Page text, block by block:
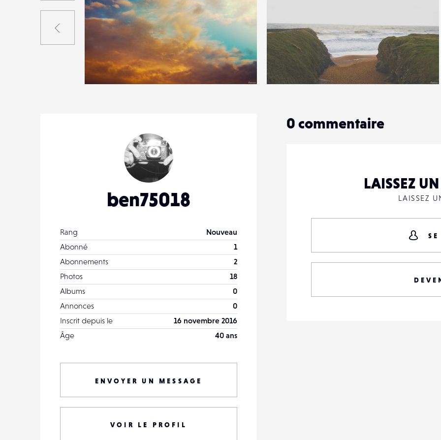
0
19 18
Précédent
ben75018
Rang
Nouveau
Abonné
1
Abonnements
2
Photos
18
Albums
0
Annonces
0
Inscrit depuis le
16 novembre 2016
Âge
40 ans
ENVOYER UN MESSAGE
VOIR LE PROFIL
0 commentaire
LAISSEZ
LAISSEZ